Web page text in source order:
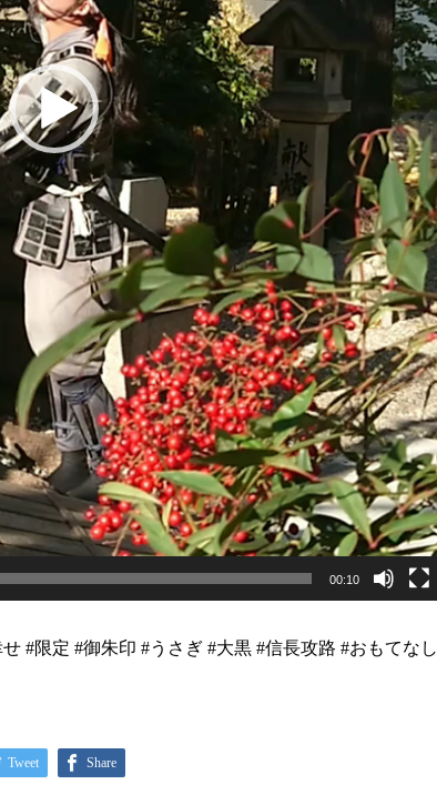
00:10
#限定 #御朱印 #うさぎ #大黒 #信長攻路 #おもてなし
Tweet Share